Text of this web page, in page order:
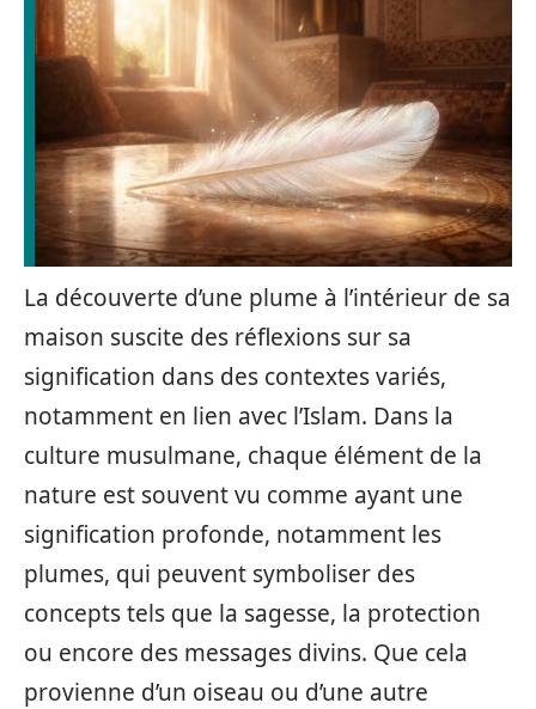
La découverte d’une plume à l’intérieur de sa
maison suscite des réflexions sur sa
signification dans des contextes variés,
notamment en lien avec l’Islam. Dans la
culture musulmane, chaque élément de la
nature est souvent vu comme ayant une
signification profonde, notamment les
plumes, qui peuvent symboliser des
concepts tels que la sagesse, la protection
ou encore des messages divins. Que cela
provienne d’un oiseau ou d’une autre